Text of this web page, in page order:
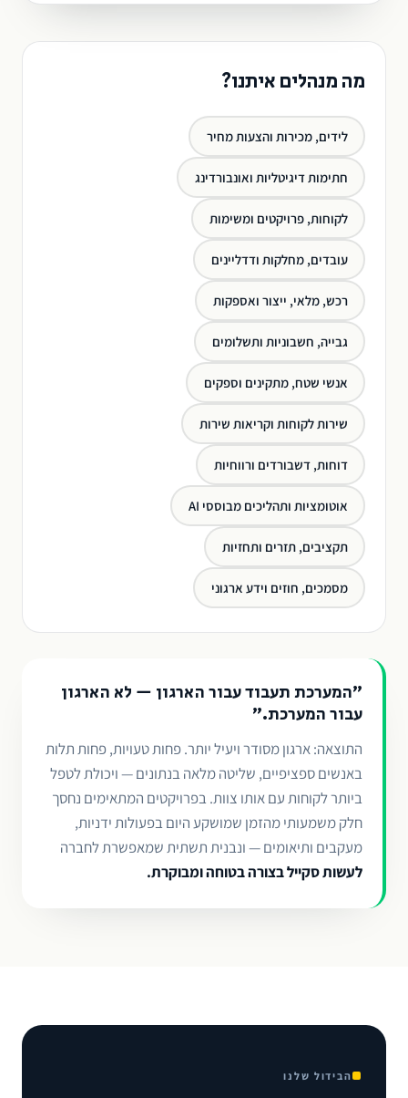
מה מנהלים איתנו?
לידים, מכירות והצעות מחיר
חתימות דיגיטליות ואונבורדינג
לקוחות, פרויקטים ומשימות
עובדים, מחלקות ודדליינים
רכש, מלאי, ייצור ואספקות
גבייה, חשבוניות ותשלומים
אנשי שטח, מתקינים וספקים
שירות לקוחות וקריאות שירות
דוחות, דשבורדים ורווחיות
אוטומציות ותהליכים מבוססי AI
תקציבים, תזרים ותחזיות
מסמכים, חוזים וידע ארגוני
"המערכת תעבוד עבור הארגון — לא הארגון
עבור המערכת."
התוצאה: ארגון מסודר ויעיל יותר. פחות טעויות, פחות תלות
באנשים ספציפיים, שליטה מלאה בנתונים — ויכולת לטפל
ביותר לקוחות עם אותו צוות. בפרויקטים המתאימים נחסך
חלק משמעותי מהזמן שמושקע היום בפעולות ידניות,
מעקבים ותיאומים — ונבנית תשתית שמאפשרת לחברה
לעשות סקייל בצורה בטוחה ומבוקרת.
הבידול שלנו